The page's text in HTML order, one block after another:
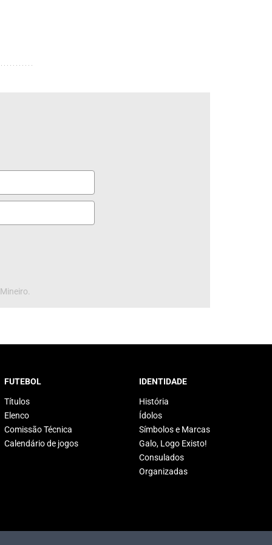
FUTEBOL
Títulos
Elenco
Comissão Técnica
Calendário de jogos
IDENTIDADE
História
Ídolos
Símbolos e Marcas
Galo, Logo Existo!
Consulados
Organizadas